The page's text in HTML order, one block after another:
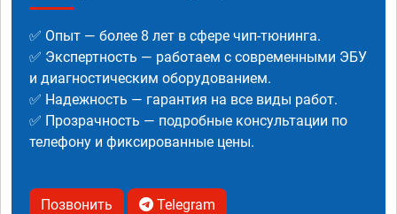
✅ Опыт — более 8 лет в сфере чип-тюнинга.
✅ Экспертность — работаем с современными ЭБУ
и диагностическим оборудованием.
✅ Надежность — гарантия на все виды работ.
✅ Прозрачность — подробные консультации по
телефону и фиксированные цены.
Позвонить Telegram